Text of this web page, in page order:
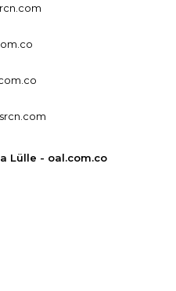
Lülle - oal.com.co